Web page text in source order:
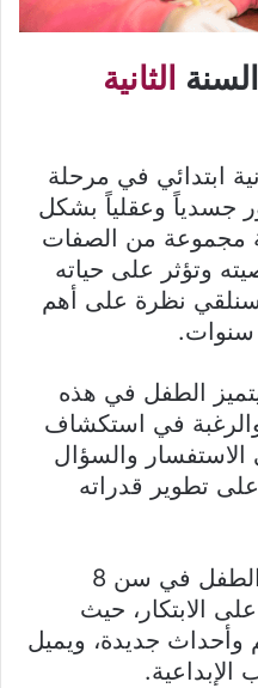
الثانية
ابتدائي في مرحلة
جسدياً وعقلياً بشكل
مجموعة من الصفات
وتؤثر على حياته
سنلقي نظرة على أهم
الطفل في هذه
في استكشاف
الاستفسار والسؤال
تطوير قدراته
2- التخيل والإبداع: يمتلك الطفل في سن 8
الابتكار، حيث
وأحداث جديدة، ويميل
الإبداعية.